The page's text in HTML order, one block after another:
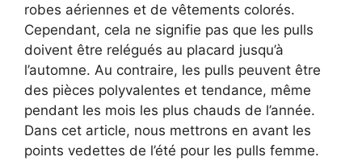
robes aériennes et de vêtements colorés.
Cependant, cela ne signifie pas que les pulls
doivent être relégués au placard jusqu’à
l’automne. Au contraire, les pulls peuvent être
des pièces polyvalentes et tendance, même
pendant les mois les plus chauds de l’année.
Dans cet article, nous mettrons en avant les
points vedettes de l’été pour les pulls femme.